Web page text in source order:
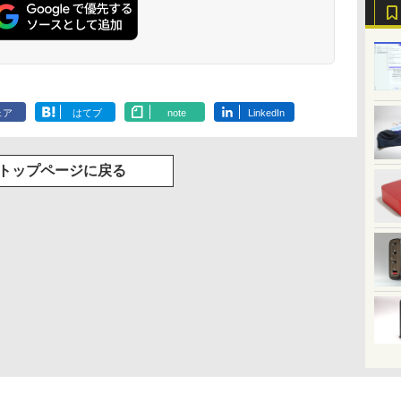
ア はてブ note LinkedIn
トップページに戻る